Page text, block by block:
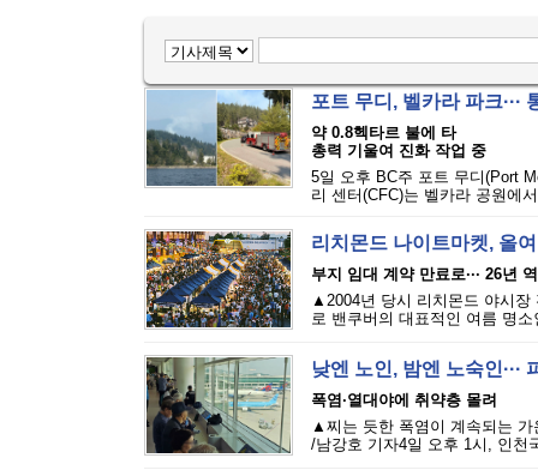
포트 무디, 벨카라 파크···
약 0.8헥타르 불에 타
총력 기울여 진화 작업 중
5일 오후 BC주 포트 무디(Port
리 센터(CFC)는 벨카라 공원에
리치몬드 나이트마켓, 올
부지 임대 계약 만료로··· 26년
▲2004년 당시 리치몬드 야시장
로 밴쿠버의 대표적인 여름 명
낮엔 노인, 밤엔 노숙인
폭염·열대야에 취약층 몰려
▲찌는 듯한 폭염이 계속되는 가
/남강호 기자4일 오후 1시, 인천